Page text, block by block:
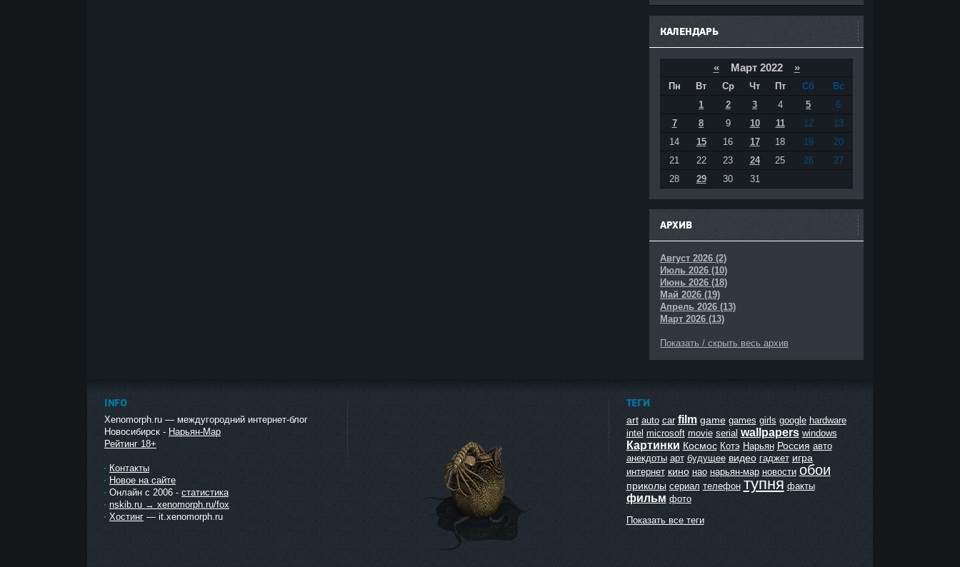
КАЛЕНДАРЬ
«Март 2022 »
Пн Вт Ср Чт Пт Сб
Вс
1
2 3 4 5
6
7
8 9 10 11 12
13
14
15 16 17 18 19
20
21
22 23 24 25 26
27
28
29 30 31
АРХИВ
Август 2026 (2)
Июль 2026 (10)
Июнь 2026 (18)
Май 2026 (19)
Апрель 2026 (13)
Март 2026 (13)
Показать / скрыть весь архив
INFO
Xenomorph.ru — междугородний интернет-блог
Новосибирск - Нарьян-Мар
Рейтинг 18+
Контакты
Новое на сайте
Онлайн с 2006 - статистика
nskib.ru → xenomorph.ru/fox
Хостинг — it.xenomorph.ru
ТЕГИ
art auto car film game games girls google hardware
intel microsoft movie serial wallpapers windows
Картинки Космос Котэ Нарьян Россия авто
анекдоты арт будущее видео гаджет игра
интернет кино нао нарьян-мар новости обои
приколы сериал телефон тупня факты
фильм фото
Показать все теги